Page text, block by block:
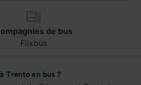
de bus
Flixbus
Trento en bus ?